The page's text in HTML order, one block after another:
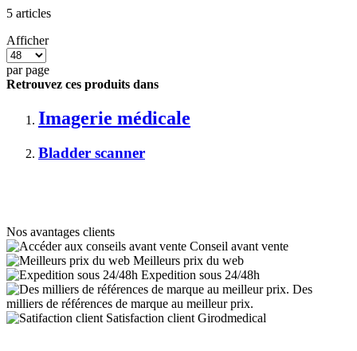
5 articles
Afficher
par page
Retrouvez ces produits dans
Imagerie médicale
Bladder scanner
Nos avantages clients
Conseil avant vente
Meilleurs prix du web
Expedition sous 24/48h
Des
milliers de références de marque au meilleur prix.
Satisfaction client Girodmedical